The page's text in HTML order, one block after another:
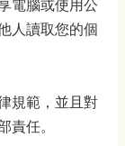
電腦或使用公
人讀取您的個
規範，並且對
責任。